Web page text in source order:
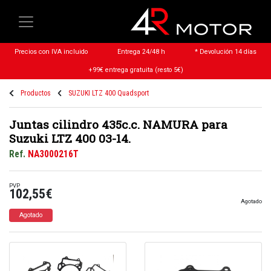
Precios con IVA incluido Entrega 24/48 h * Devolución 14 días
+99€ entrega gratuita (resto 5€)
Productos SUZUKI LTZ 400 Quadsport
Juntas cilindro 435c.c. NAMURA para
Suzuki LTZ 400 03-14.
Ref. NA3000216T
PVP
102,55€
Agotado
Agotado